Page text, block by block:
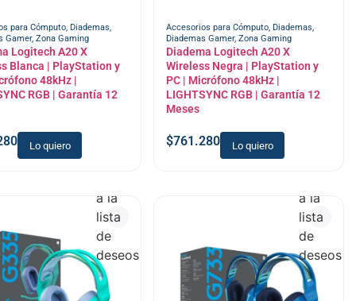
para Cómputo, Diademas,
Gamer, Zona Gaming
Logitech A20 X
Blanca | PlayStation y
48kHz |
RGB | Garantía 12
Lo quiero
Accesorios para Cómputo, Diademas,
Diademas Gamer, Zona Gaming
Diadema Logitech A20 X
Wireless Negra | PlayStation y
PC | Micrófono 48kHz |
LIGHTSYNC RGB | Garantía 12
Meses
$761.280 Lo quiero
a la
lista
de
deseos
a la
lista
de
deseos